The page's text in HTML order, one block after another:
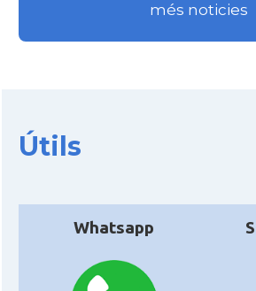
més noticies
Útils
Whatsapp